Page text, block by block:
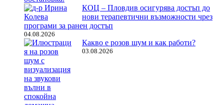
КОЦ – Пловдив осигурява достъп до
нови терапевтични възможности чрез
програми за ранен достъп
04.08.2026
Какво е розов шум и как работи?
03.08.2026